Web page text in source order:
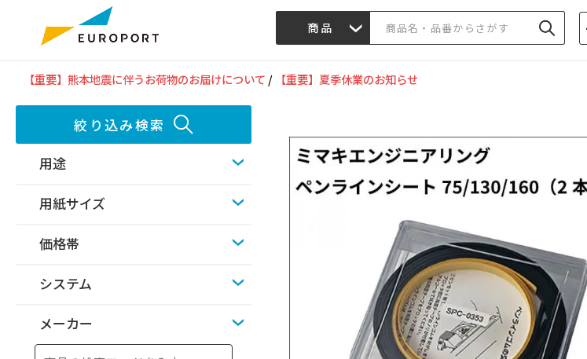
商品
【重要】熊本地震に伴うお荷物のお届けについて / 【重要】夏季休業のお知らせ
絞り込み検索
用途
用紙サイズ
価格帯
システム
メーカー